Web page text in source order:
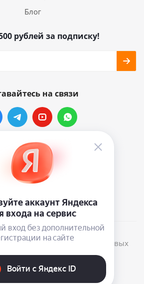
Блог
рублей за подписку!
на связи
Наши контакты
info@vinylmarkt.ru
- интернет-магазин виниловых
пластинок